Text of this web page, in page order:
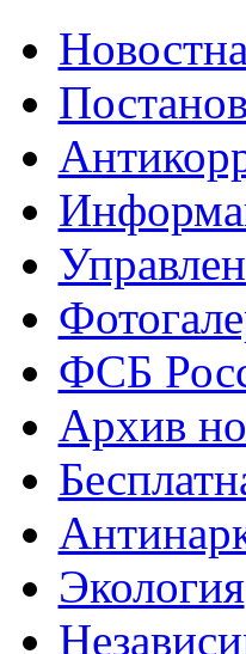
ФСБ
Архив
Экология